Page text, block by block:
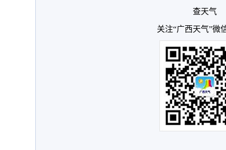
查天气
关注“广西天气”微